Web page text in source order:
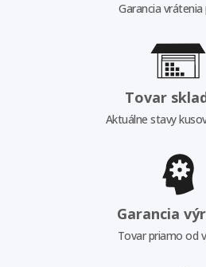
Garancia
Tovar
Aktuálne stavy
Garancia
Tovar priamo od